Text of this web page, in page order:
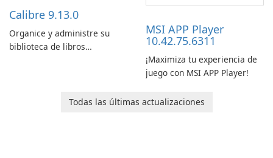
edge features and seamless
Calibre 9.13.0
Organice y administre su
biblioteca de libros
MSI APP Player
10.42.75.6311
¡Maximiza tu experiencia de
juego con MSI APP Player!
Todas las últimas actualizaciones